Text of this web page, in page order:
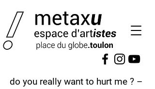
do you really want to hurt me ? –